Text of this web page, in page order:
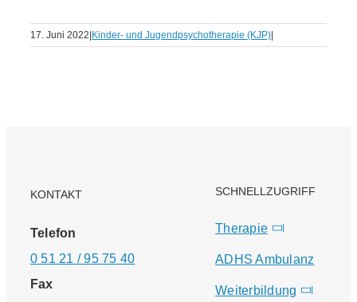
17. Juni 2022 Kinder- und Jugendpsychotherapie (KJP)
KONTAKT
Telefon
0 51 21 / 95 75 40
Fax
SCHNELLZUGRIFF
Therapie
ADHS Ambulanz
Weiterbildung